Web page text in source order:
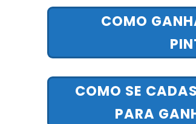
COMO
COMO SE
PARA